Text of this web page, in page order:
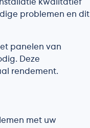
kwalitatief
problemen en dit
panelen van
Deze
rendement.
met uw